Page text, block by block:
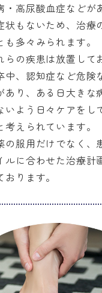
・高尿酸血症などが
状もないため、治療
多々みられます。
らの疾患は放置して
中、認知症など危険
あり、ある日大きな
いよう日々ケアをし
えられています。
の服用だけでなく、
ルに合わせた治療計
ります。